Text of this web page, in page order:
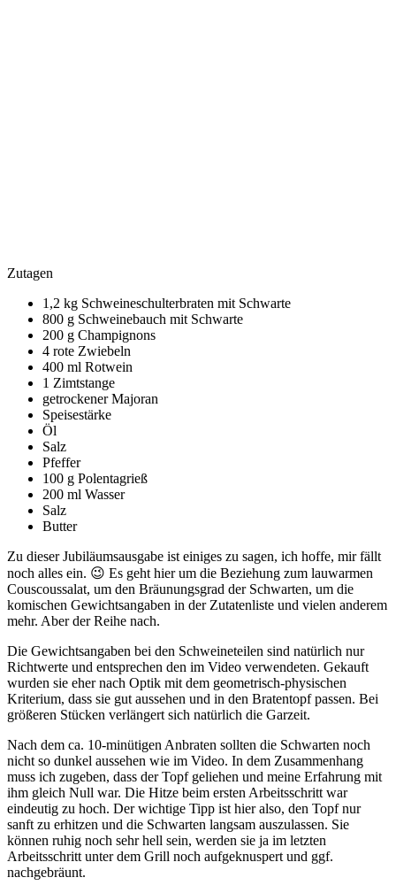
Zutagen
1,2 kg Schweineschulterbraten mit Schwarte
800 g Schweinebauch mit Schwarte
200 g Champignons
4 rote Zwiebeln
400 ml Rotwein
1 Zimtstange
getrockener Majoran
Speisestärke
Öl
Salz
Pfeffer
100 g Polentagrieß
200 ml Wasser
Salz
Butter
Zu dieser Jubiläumsausgabe ist einiges zu sagen, ich hoffe, mir fällt
noch alles ein. 😉 Es geht hier um die Beziehung zum lauwarmen
Couscoussalat, um den Bräunungsgrad der Schwarten, um die
komischen Gewichtsangaben in der Zutatenliste und vielen anderem
mehr. Aber der Reihe nach.
Die Gewichtsangaben bei den Schweineteilen sind natürlich nur
Richtwerte und entsprechen den im Video verwendeten. Gekauft
wurden sie eher nach Optik mit dem geometrisch-physischen
Kriterium, dass sie gut aussehen und in den Bratentopf passen. Bei
größeren Stücken verlängert sich natürlich die Garzeit.
Nach dem ca. 10-minütigen Anbraten sollten die Schwarten noch
nicht so dunkel aussehen wie im Video. In dem Zusammenhang
muss ich zugeben, dass der Topf geliehen und meine Erfahrung mit
ihm gleich Null war. Die Hitze beim ersten Arbeitsschritt war
eindeutig zu hoch. Der wichtige Tipp ist hier also, den Topf nur
sanft zu erhitzen und die Schwarten langsam auszulassen. Sie
können ruhig noch sehr hell sein, werden sie ja im letzten
Arbeitsschritt unter dem Grill noch aufgeknuspert und ggf.
nachgebräunt.